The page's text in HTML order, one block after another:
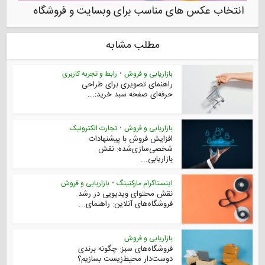
انتخاب عکس های مناسب برای وبسایت و فروشگاه
مطلب مشابه
بازاریابی و فروش • رابط و تجربه کاربری
راهنمای تصویری برای طراحی
حرفه‌ای صفحه سبد خرید:...
بازاریابی و فروش • تجارت الکترونیک
افزایش فروش با پیشنهادات
شخصی‌سازی‌شده: نقش
بازاریابی...
اینستاگرام مارکتینگ • بازاریابی و فروش
نقش محتوای ویدیویی در رشد
فروشگاه‌های آنلاین: راهنمای...
بازاریابی و فروش
فروشگاه‌های سبز: چگونه برندی
دوست‌دار محیط‌زیست بسازیم؟